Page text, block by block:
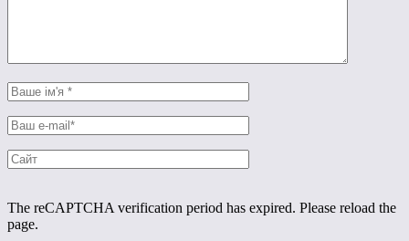
The reCAPTCHA verification period has expired. Please reload the
page.